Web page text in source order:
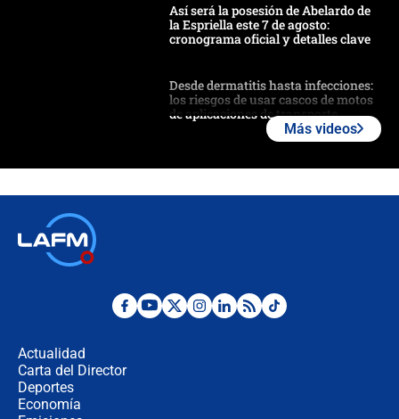
Así será la posesión de Abelardo de
la Espriella este 7 de agosto:
cronograma oficial y detalles clave
Desde dermatitis hasta infecciones:
los riesgos de usar cascos de motos
de aplicaciones de transporte
Posesión de Abelardo De La Espriella
Más videos
Actualidad
Carta del Director
Deportes
Economía